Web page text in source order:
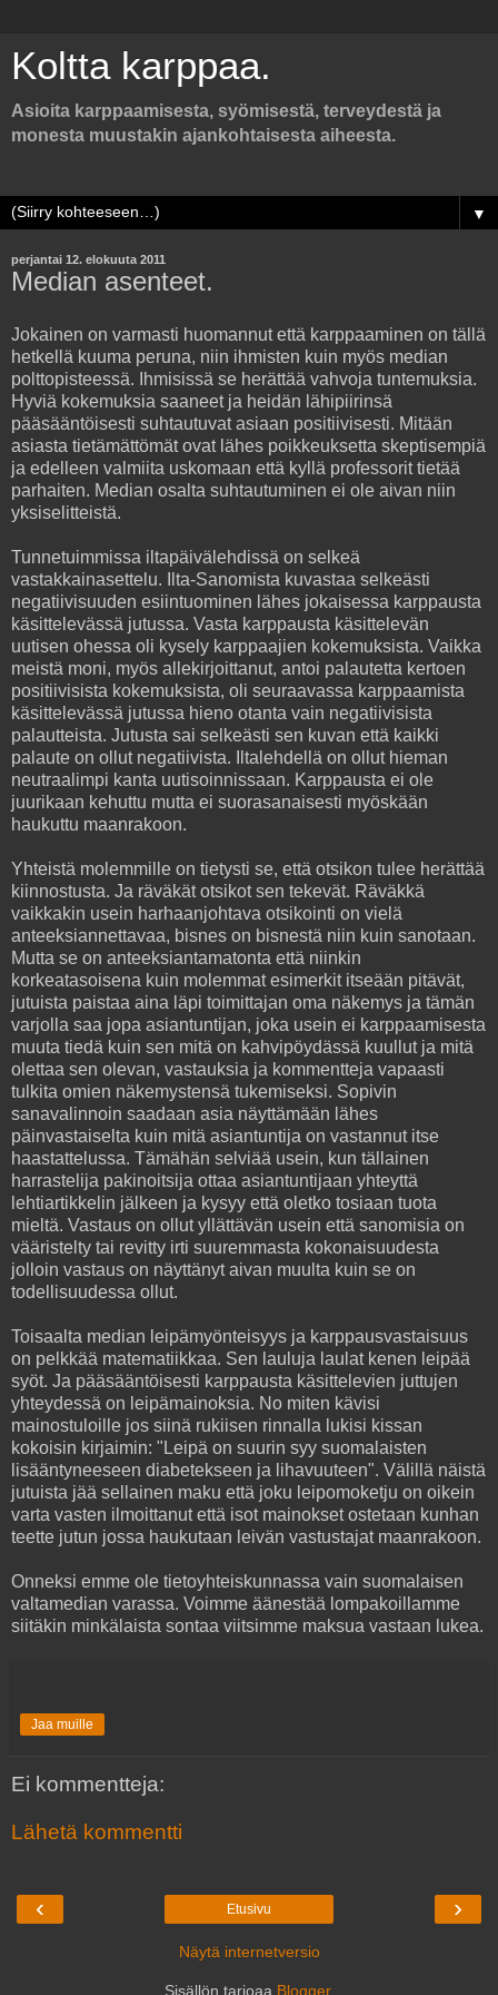
Koltta karppaa.
Asioita karppaamisesta, syömisestä, terveydestä ja
monesta muustakin ajankohtaisesta aiheesta.
▼
perjantai 12. elokuuta 2011
Median asenteet.
Jokainen on varmasti huomannut että karppaaminen on tällä
hetkellä kuuma peruna, niin ihmisten kuin myös median
polttopisteessä. Ihmisissä se herättää vahvoja tuntemuksia.
Hyviä kokemuksia saaneet ja heidän lähipiirinsä
pääsääntöisesti suhtautuvat asiaan positiivisesti. Mitään
asiasta tietämättömät ovat lähes poikkeuksetta skeptisempiä
ja edelleen valmiita uskomaan että kyllä professorit tietää
parhaiten. Median osalta suhtautuminen ei ole aivan niin
yksiselitteistä.
Tunnetuimmissa iltapäivälehdissä on selkeä
vastakkainasettelu. Ilta-Sanomista kuvastaa selkeästi
negatiivisuuden esiintuominen lähes jokaisessa karppausta
käsittelevässä jutussa. Vasta karppausta käsittelevän
uutisen ohessa oli kysely karppaajien kokemuksista. Vaikka
meistä moni, myös allekirjoittanut, antoi palautetta kertoen
positiivisista kokemuksista, oli seuraavassa karppaamista
käsittelevässä jutussa hieno otanta vain negatiivisista
palautteista. Jutusta sai selkeästi sen kuvan että kaikki
palaute on ollut negatiivista. Iltalehdellä on ollut hieman
neutraalimpi kanta uutisoinnissaan. Karppausta ei ole
juurikaan kehuttu mutta ei suorasanaisesti myöskään
haukuttu maanrakoon.
Yhteistä molemmille on tietysti se, että otsikon tulee herättää
kiinnostusta. Ja räväkät otsikot sen tekevät. Räväkkä
vaikkakin usein harhaanjohtava otsikointi on vielä
anteeksiannettavaa, bisnes on bisnestä niin kuin sanotaan.
Mutta se on anteeksiantamatonta että niinkin
korkeatasoisena kuin molemmat esimerkit itseään pitävät,
jutuista paistaa aina läpi toimittajan oma näkemys ja tämän
varjolla saa jopa asiantuntijan, joka usein ei karppaamisesta
muuta tiedä kuin sen mitä on kahvipöydässä kuullut ja mitä
olettaa sen olevan, vastauksia ja kommentteja vapaasti
tulkita omien näkemystensä tukemiseksi. Sopivin
sanavalinnoin saadaan asia näyttämään lähes
päinvastaiselta kuin mitä asiantuntija on vastannut itse
haastattelussa. Tämähän selviää usein, kun tällainen
harrastelija pakinoitsija ottaa asiantuntijaan yhteyttä
lehtiartikkelin jälkeen ja kysyy että oletko tosiaan tuota
mieltä. Vastaus on ollut yllättävän usein että sanomisia on
vääristelty tai revitty irti suuremmasta kokonaisuudesta
jolloin vastaus on näyttänyt aivan muulta kuin se on
todellisuudessa ollut.
Toisaalta median leipämyönteisyys ja karppausvastaisuus
on pelkkää matematiikkaa. Sen lauluja laulat kenen leipää
syöt. Ja pääsääntöisesti karppausta käsittelevien juttujen
yhteydessä on leipämainoksia. No miten kävisi
mainostuloille jos siinä rukiisen rinnalla lukisi kissan
kokoisin kirjaimin: "Leipä on suurin syy suomalaisten
lisääntyneeseen diabetekseen ja lihavuuteen". Välillä näistä
jutuista jää sellainen maku että joku leipomoketju on oikein
varta vasten ilmoittanut että isot mainokset ostetaan kunhan
teette jutun jossa haukutaan leivän vastustajat maanrakoon.
Onneksi emme ole tietoyhteiskunnassa vain suomalaisen
valtamedian varassa. Voimme äänestää lompakoillamme
siitäkin minkälaista sontaa viitsimme maksua vastaan lukea.
Jaa muille
Ei kommentteja:
Lähetä kommentti
‹ ›
Etusivu
Näytä internetversio
Sisällön tarjoaa Blogger.